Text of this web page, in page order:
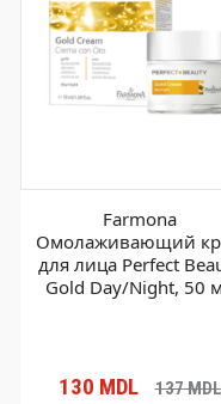
Farmona
Омолаживающий
для лица Perfect
Gold Day/Night, 50
130 MDL 137MDL